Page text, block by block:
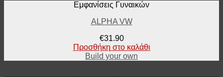
Εμφανίσεις Γυναικών
ALPHA VW
€31.90
Προσθήκη στο καλάθι
Build your own